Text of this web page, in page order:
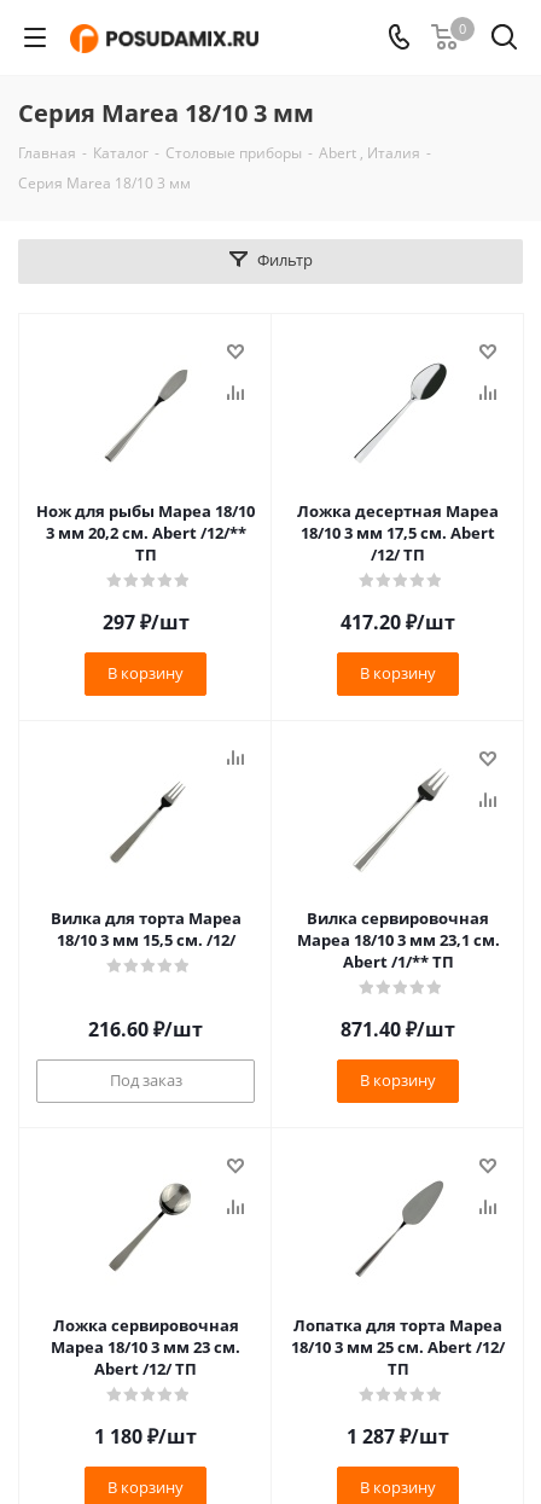
0
Серия Marea 18/10 3 мм
Главная - Каталог - Столовые приборы - Abert , Италия -
Серия Marea 18/10 3 мм
Фильтр
Нож для рыбы Мареа 18/10
3 мм 20,2 см. Abert /12/**
ТП
297₽/шт
В корзину
Ложка десертная Мареа
18/10 3 мм 17,5 см. Abert
/12/ ТП
417.20₽/шт
В корзину
Вилка для торта Мареа
18/10 3 мм 15,5 см. /12/
216.60₽/шт
Под заказ
Вилка сервировочная
Мареа 18/10 3 мм 23,1 см.
Abert /1/** ТП
871.40₽/шт
В корзину
Ложка сервировочная
Мареа 18/10 3 мм 23 см.
Abert /12/ ТП
1 180₽/шт
В корзину
Лопатка для торта Мареа
18/10 3 мм 25 см. Abert /12/
ТП
1 287₽/шт
В корзину